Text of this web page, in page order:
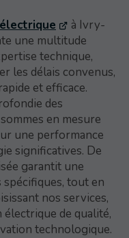
à Ivry-
une multitude
technique,
les délais convenus,
et efficace.
des
en mesure
une performance
significatives. De
garantit une
spécifiques, tout en
nos services,
de qualité,
technologique.